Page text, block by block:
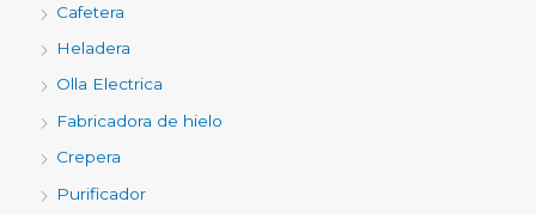
Cafetera
Heladera
Olla Electrica
Fabricadora de hielo
Crepera
Purificador